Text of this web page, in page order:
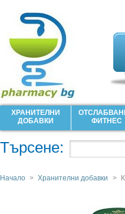
ХРАНИТЕЛНИ
ДОБАВКИ
ФИТНЕС
Търсене:
Начало > Хранителни добавки >